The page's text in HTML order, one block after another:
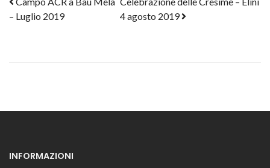
Post navigation
– Luglio 2019
4 agosto 2019
INFORMAZIONI